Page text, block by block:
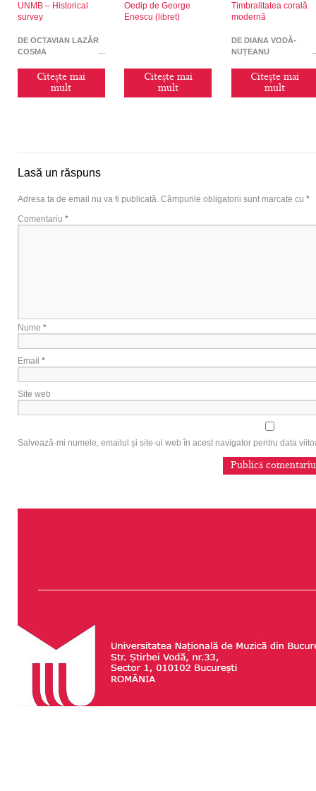
UNMB – Historical
survey
DE OCTAVIAN LAZĂR
COSMA
Citește mai
mult
Oedip de George
Enescu (libret)
Citește mai
mult
Timbralitatea corală
modernă
DE DIANA VODĂ-
NUȚEANU
Citește mai
mult
Lasă un răspuns
Adresa ta de email nu va fi publicată. Câmpurile obligatorii sunt marcate cu *
Comentariu *
Nume *
Email *
Site web
Salvează-mi numele, emailul și site-ul web în acest navigator pentru data